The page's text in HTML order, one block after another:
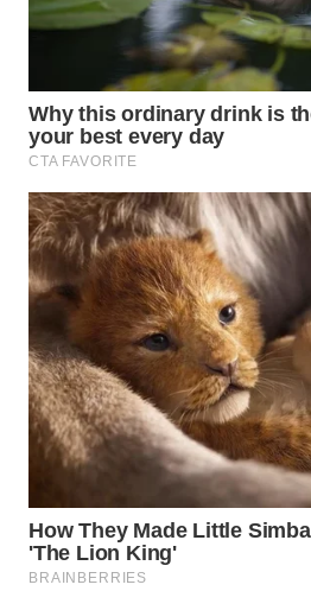
WN
WN
BEKASI
WN
BOGOR
DEPOK
WN
TAPANULI
UTARA
WN
SAMOSIR
WN